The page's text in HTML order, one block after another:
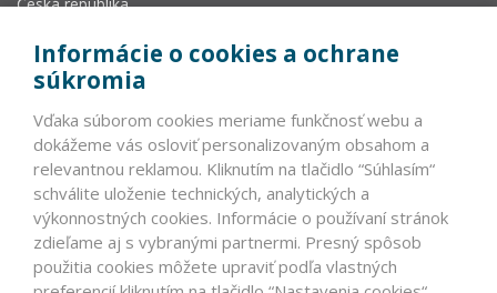
+420 602 271 633
Krajský soud v Brně, oddíl L, vložka 19552.
PARTNERI
VLÁDNE INŠTITÚCIE ČR A SR >
NEVLÁDNE INŠTITÚCIE
Informácie o cookies a ochrane
súkromia
Vďaka súborom cookies meriame funkčnosť webu a
dokážeme vás osloviť personalizovaným obsahom a
relevantnou reklamou. Kliknutím na tlačidlo “Súhlasím“
schválite uloženie technických, analytických a
výkonnostných cookies. Informácie o používaní stránok
zdieľame aj s vybranými partnermi. Presný spôsob
použitia cookies môžete upraviť podľa vlastných